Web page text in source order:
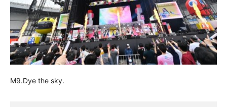
M9.Dye the sky.